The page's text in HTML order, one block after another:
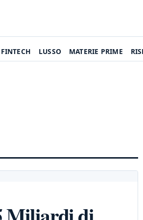
FINTECH LUSSO MATERIE PRIME